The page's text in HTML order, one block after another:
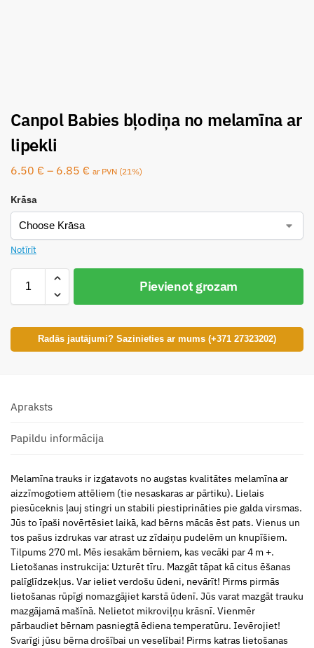
Canpol Babies bļodiņa no melamīna ar
lipekli
6.50 € – 6.85 € ar PVN (21%)
Krāsa
Notīrīt
Pievienot grozam
Radās jautājumi? Sazinieties ar mums (+371 27323202)
Apraksts
Papildu informācija
Melamīna trauks ir izgatavots no augstas kvalitātes melamīna ar
aizzīmogotiem attēliem (tie nesaskaras ar pārtiku). Lielais
piesūceknis ļauj stingri un stabili piestiprināties pie galda virsmas.
Jūs to īpaši novērtēsiet laikā, kad bērns mācās ēst pats. Vienus un
tos pašus izdrukas var atrast uz zīdaiņu pudelēm un knupīšiem.
Tilpums 270 ml. Mēs iesakām bērniem, kas vecāki par 4 m +.
Lietošanas instrukcija: Uzturēt tīru. Mazgāt tāpat kā citus ēšanas
palīglīdzekļus. Var ieliet verdošu ūdeni, nevārīt! Pirms pirmās
lietošanas rūpīgi nomazgājiet karstā ūdenī. Jūs varat mazgāt trauku
mazgājamā mašīnā. Nelietot mikroviļņu krāsnī. Vienmēr
pārbaudiet bērnam pasniegtā ēdiena temperatūru. Ievērojiet!
Svarīgi jūsu bērna drošībai un veselībai! Pirms katras lietošanas